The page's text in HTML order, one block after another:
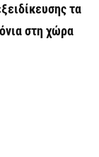
τα
στη χώρα